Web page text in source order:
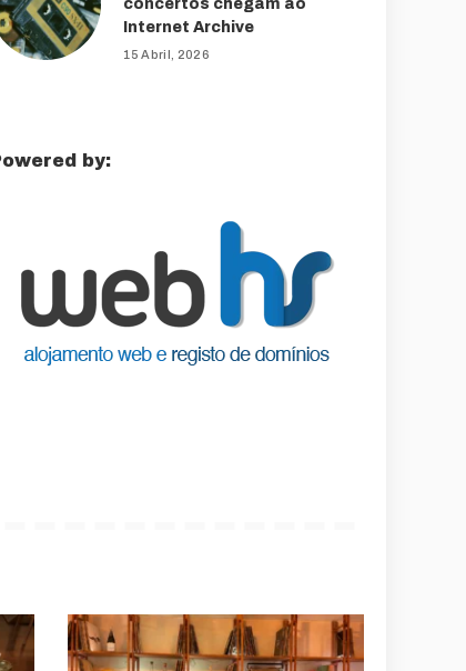
concertos chegam ao
Internet Archive
15 Abril, 2026
by: